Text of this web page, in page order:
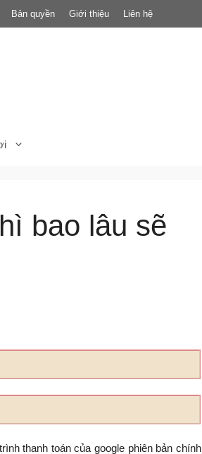
Bản quyền Giới thiệu Liên hệ
bao lâu sẽ
thanh toán của google phiên bản chính